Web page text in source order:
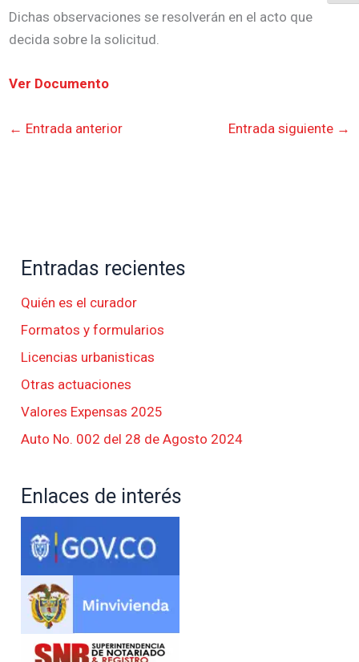
Dichas observaciones se resolverán en el acto que
decida sobre la solicitud.
Ver Documento
← Entrada anterior Entrada siguiente →
Entradas recientes
Quién es el curador
Formatos y formularios
Licencias urbanisticas
Otras actuaciones
Valores Expensas 2025
Auto No. 002 del 28 de Agosto 2024
Enlaces de interés